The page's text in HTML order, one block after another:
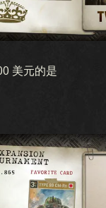
美元的是
擴展包
鐵 秘密行動